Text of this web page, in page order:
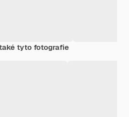
tyto fotografie